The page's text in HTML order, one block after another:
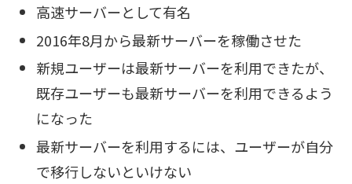
高速サーバーとして有名
2016年8月から最新サーバーを稼働させた
新規ユーザーは最新サーバーを利用できたが、
既存ユーザーも最新サーバーを利用できるよう
になった
最新サーバーを利用するには、ユーザーが自分
で移行しないといけない